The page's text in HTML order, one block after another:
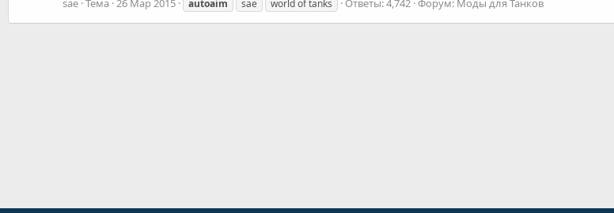
sae Тема 26 Мар 2015 autoaim sae world of tanks Ответы: 4,742 Форум: Моды для Танков